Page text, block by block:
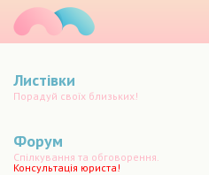
Листівки
Порадуй своїх близьких!
Форум
Спілкування та обговорення.
Консультація юриста!